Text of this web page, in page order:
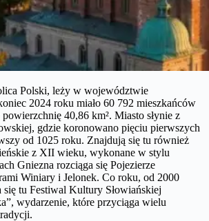
Polski, leży w województwie
2024 roku miało 60 792 mieszkańców
40,86 km². Miasto słynie z
gdzie koronowano pięciu pierwszych
od 1025 roku. Znajdują się tu również
z XII wieku, wykonane w stylu
Gniezna rozciąga się Pojezierze
Winiary i Jelonek. Co roku, od 2000
tu Festiwal Kultury Słowiańskiej
wydarzenie, które przyciąga wielu